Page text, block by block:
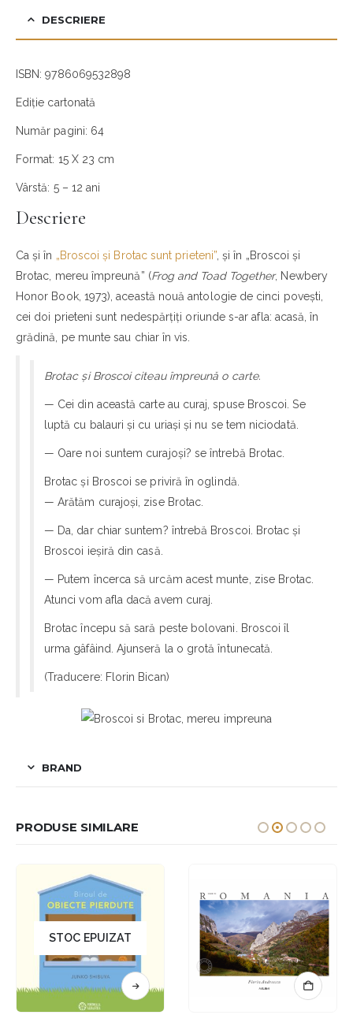
DESCRIERE
ISBN: 9786069532898
Ediție cartonată
Număr pagini: 64
Format: 15 X 23 cm
Vârstă: 5 – 12 ani
Descriere
Ca și în „Broscoi și Brotac sunt prieteni”, și în „Broscoi și
Brotac, mereu împreună” (Frog and Toad Together, Newbery
Honor Book, 1973), această nouă antologie de cinci povești,
cei doi prieteni sunt nedespărțiți oriunde s-ar afla: acasă, în
grădină, pe munte sau chiar în vis.
Brotac și Broscoi citeau împreună o carte.
— Cei din această carte au curaj, spuse Broscoi. Se
luptă cu balauri și cu uriași și nu se tem niciodată.
— Oare noi suntem curajoși? se întrebă Brotac.
Brotac și Broscoi se priviră în oglindă.
— Arătăm curajoși, zise Brotac.
— Da, dar chiar suntem? întrebă Broscoi. Brotac și
Broscoi ieșiră din casă.
— Putem încerca să urcăm acest munte, zise Brotac.
Atunci vom afla dacă avem curaj.
Brotac începu să sară peste bolovani. Broscoi îl
urma gâfâind. Ajunseră la o grotă întunecată.
(Traducere: Florin Bican)
BRAND
PRODUSE SIMILARE
STOC EPUIZAT